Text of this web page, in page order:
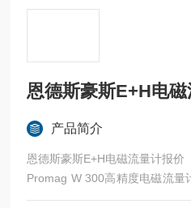
恩德斯豪斯E+H电
产品简介
恩德斯豪斯E+H电磁流量计报价
Promag W 300高精度电磁流量
危险区和严苛工况下可靠工作